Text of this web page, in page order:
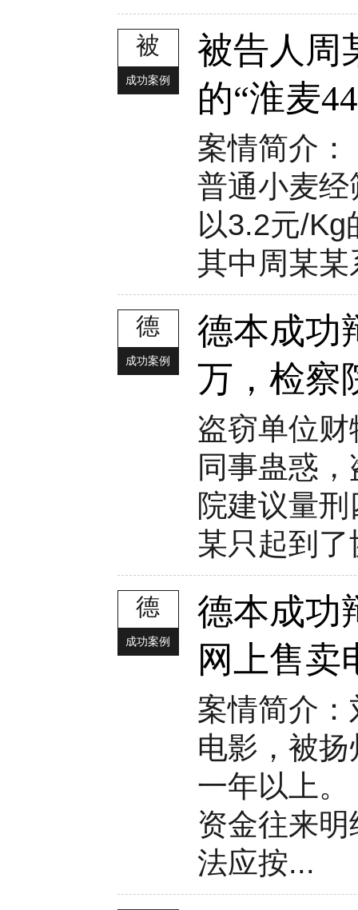
被
成功案例
被告人周
的“淮麦
案情简介
普通小麦经
以3.2元/Kg
其中周某
德
成功案例
德本成功
万，检察
盗窃单位
同事蛊惑
院建议量
某只起到
德
成功案例
德本成功
网上售卖
案情简介
电影，被
一年以上
资金往来
法应按...